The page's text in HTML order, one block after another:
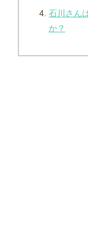
石川さん
か？